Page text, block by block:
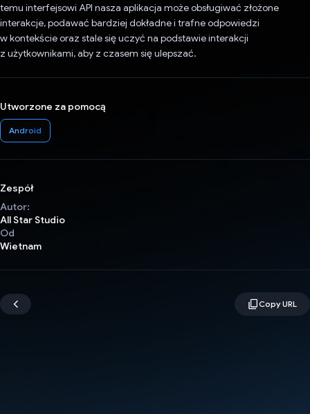
temu interfejsowi API nasza aplikacja może obsługiwać złożone
interakcje, podawać bardziej dokładne i trafne odpowiedzi
w kontekście oraz stale się uczyć na podstawie interakcji
z użytkownikami, aby z czasem się ulepszać.
Utworzone za pomocą
Android
Zespół
Autor:
All Star Studio
Od
Wietnam